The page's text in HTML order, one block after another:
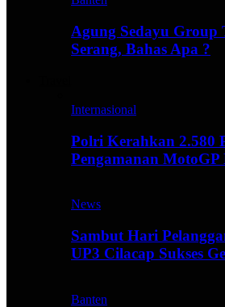
Agung Sedayu Group
Serang, Bahas Apa ?
Internasional
Polri Kerahkan 2.580
Pengamanan
News
Sambut Hari
UP3 Cilacap Sukses
Banten